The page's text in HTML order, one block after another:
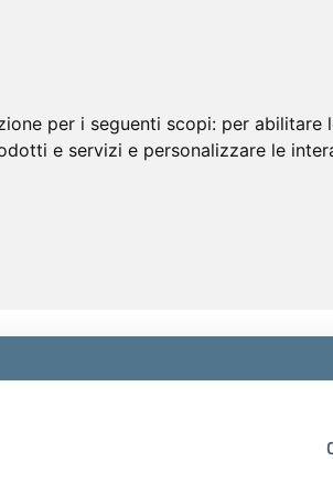
per i seguenti scopi: per abilitare
e servizi e personalizzare le